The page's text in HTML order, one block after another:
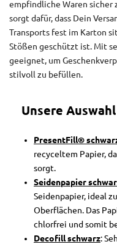
empfindliche Waren sicher
sorgt dafür, dass Dein
Transports fest im Karton
Stößen geschützt ist. Mit
geeignet, um
stilvoll zu befüllen.
Unsere
PresentFill®
recyceltem Papier,
sorgt.
Seidenpapier
Seidenpapier, ideal
Oberflächen. Das
chlorfrei und somit
Decofill schwarz: